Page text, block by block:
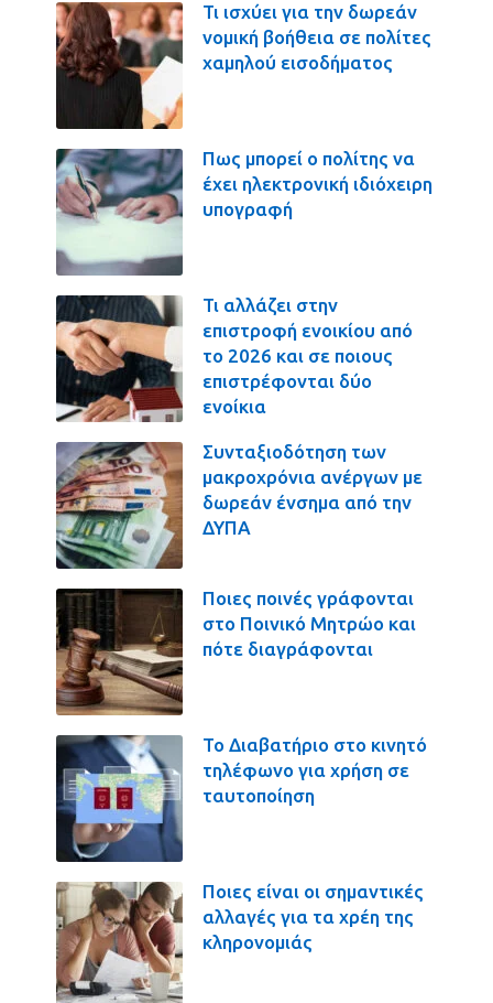
Τι ισχύει για την δωρεάν
νομική βοήθεια σε πολίτες
χαμηλού εισοδήματος
Πως μπορεί ο πολίτης να
έχει ηλεκτρονική ιδιόχειρη
υπογραφή
Τι αλλάζει στην
επιστροφή ενοικίου από
το 2026 και σε ποιους
επιστρέφονται δύο
ενοίκια
Συνταξιοδότηση των
μακροχρόνια ανέργων με
δωρεάν ένσημα από την
ΔΥΠΑ
Ποιες ποινές γράφονται
στο Ποινικό Μητρώο και
πότε διαγράφονται
Το Διαβατήριο στο κινητό
τηλέφωνο για χρήση σε
ταυτοποίηση
Ποιες είναι οι σημαντικές
αλλαγές για τα χρέη της
κληρονομιάς